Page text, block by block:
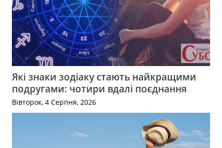
Які знаки зодіаку стають найкращими
подругами: чотири вдалі поєднання
Вівторок, 4 Серпня, 2026